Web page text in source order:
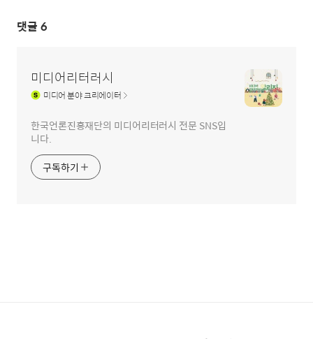
댓글 6
미디어리터러시
미디어분야 크리에이터
한국언론진흥재단의 미디어리터러시 전문 SNS입
니다.
구독하기